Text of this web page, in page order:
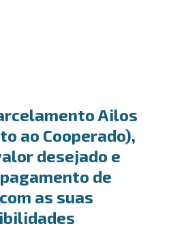
Ailos
ao Cooperado),
desejado e
de
as suas